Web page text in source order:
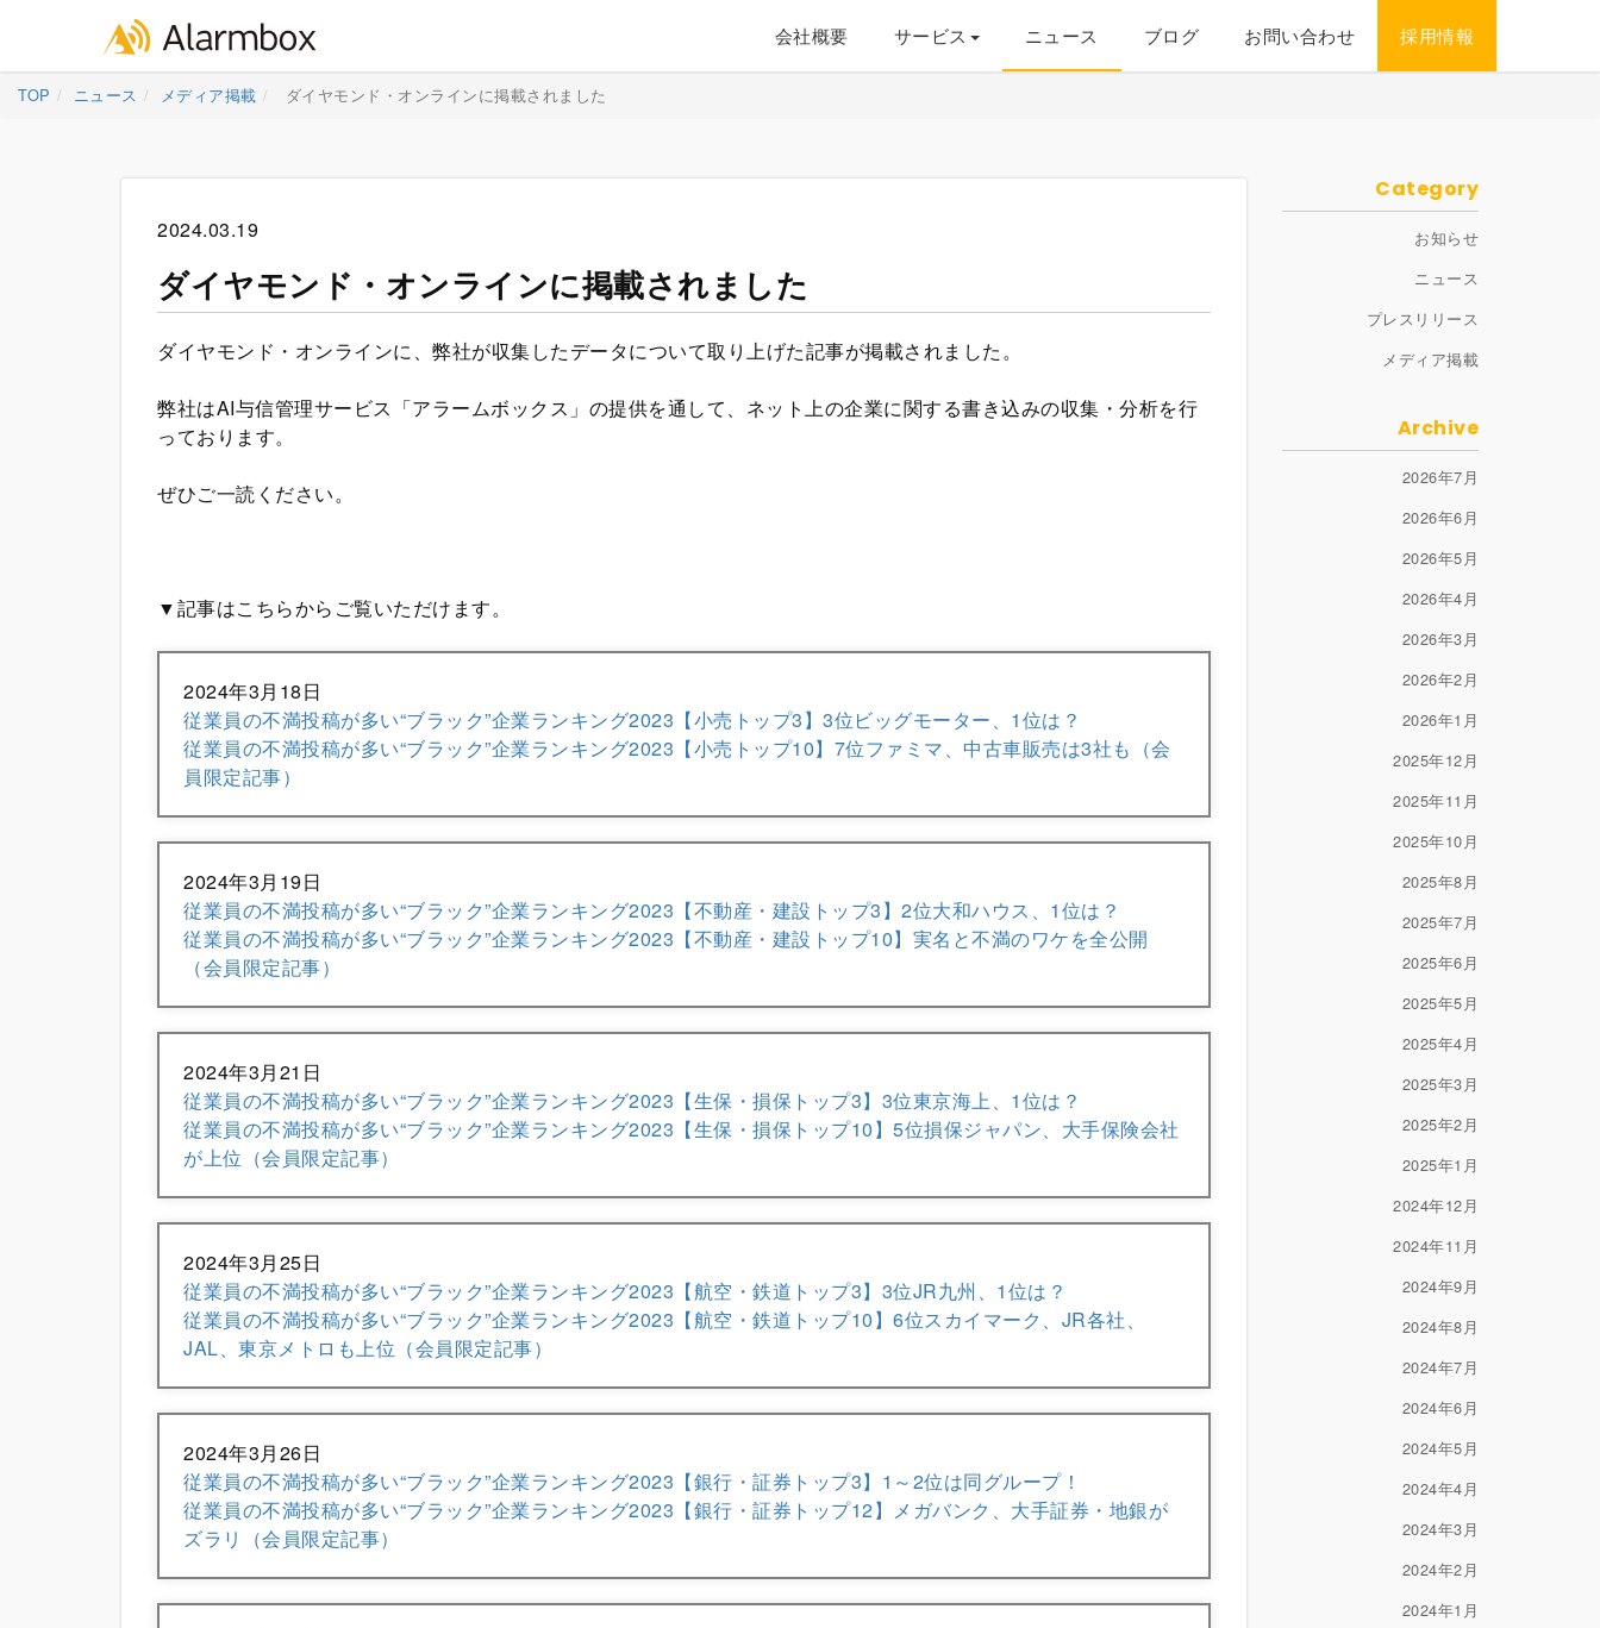
Skip
会社概要 サービス ニュース ブログ お問い合わせ 採用情報
TOP ニュース メディア掲載 ダイヤモンド・オンラインに掲載されました
2024.03.19
ダイヤモンド・オンラインに掲載されました
ダイヤモンド・オンラインに、弊社が収集したデータについて取り上げた記事が掲載されました。
弊社はAI与信管理サービス「アラームボックス」の提供を通して、ネット上の企業に関する書き込みの収集・分析を行
っております。
ぜひご一読ください。
▼記事はこちらからご覧いただけます。
2024年3月18日
従業員の不満投稿が多い“ブラック”企業ランキング2023【小売トップ3】3位ビッグモーター、1位は？
従業員の不満投稿が多い“ブラック”企業ランキング2023【小売トップ10】7位ファミマ、中古車販売は3社も（会
員限定記事）
2024年3月19日
従業員の不満投稿が多い“ブラック”企業ランキング2023【不動産・建設トップ3】2位大和ハウス、1位は？
従業員の不満投稿が多い“ブラック”企業ランキング2023【不動産・建設トップ10】実名と不満のワケを全公開
（会員限定記事）
2024年3月21日
従業員の不満投稿が多い“ブラック”企業ランキング2023【生保・損保トップ3】3位東京海上、1位は？
従業員の不満投稿が多い“ブラック”企業ランキング2023【生保・損保トップ10】5位損保ジャパン、大手保険会社
が上位（会員限定記事）
2024年3月25日
従業員の不満投稿が多い“ブラック”企業ランキング2023【航空・鉄道トップ3】3位JR九州、1位は？
従業員の不満投稿が多い“ブラック”企業ランキング2023【航空・鉄道トップ10】6位スカイマーク、JR各社、
JAL、東京メトロも上位（会員限定記事）
2024年3月26日
従業員の不満投稿が多い“ブラック”企業ランキング2023【銀行・証券トップ3】1～2位は同グループ！
従業員の不満投稿が多い“ブラック”企業ランキング2023【銀行・証券トップ12】メガバンク、大手証券・地銀が
ズラリ（会員限定記事）
Category
お知らせ
ニュース
プレスリリース
メディア掲載
Archive
2026年7月
2026年6月
2026年5月
2026年4月
2026年3月
2026年2月
2026年1月
2025年12月
2025年11月
2025年10月
2025年8月
2025年7月
2025年6月
2025年5月
2025年4月
2025年3月
2025年2月
2025年1月
2024年12月
2024年11月
2024年9月
2024年8月
2024年7月
2024年6月
2024年5月
2024年4月
2024年3月
2024年2月
2024年1月